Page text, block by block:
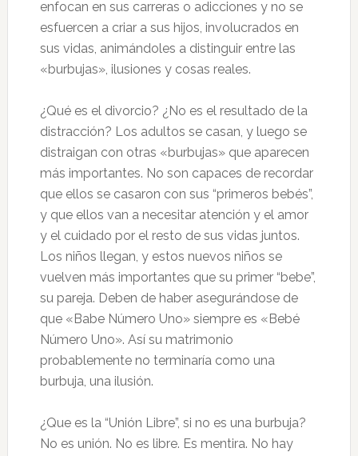
enfocan en sus carreras o adicciones y no se
esfuercen a criar a sus hijos, involucrados en
sus vidas, animándoles a distinguir entre las
«burbujas», ilusiones y cosas reales.
¿Qué es el divorcio? ¿No es el resultado de la
distracción? Los adultos se casan, y luego se
distraigan con otras «burbujas» que aparecen
más importantes. No son capaces de recordar
que ellos se casaron con sus “primeros bebés”,
y que ellos van a necesitar atención y el amor
y el cuidado por el resto de sus vidas juntos.
Los niños llegan, y estos nuevos niños se
vuelven más importantes que su primer “bebe”,
su pareja. Deben de haber asegurándose de
que «Babe Número Uno» siempre es «Bebé
Número Uno». Así su matrimonio
probablemente no terminaría como una
burbuja, una ilusión.
¿Que es la “Unión Libre”, si no es una burbuja?
No es unión. No es libre. Es mentira. No hay